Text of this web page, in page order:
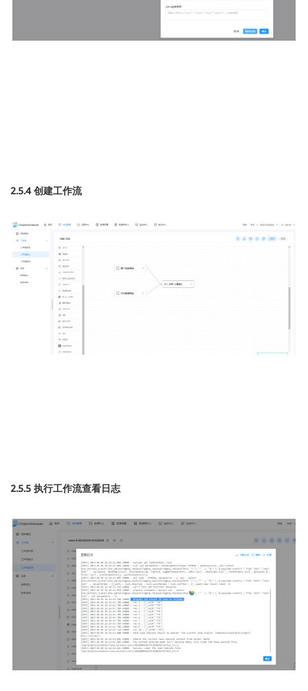
2.5.4 创建工作流
2.5.5 执行工作流查看日志